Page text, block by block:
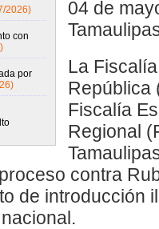
2026)
con
por
04 de
La
República
Fiscalía
Regional
contra
de introducción